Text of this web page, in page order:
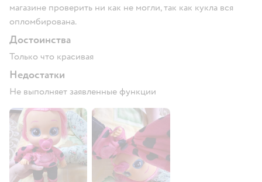
магазине проверить ни как не могли, так как кукла вся
опломбирована.
Достоинства
Только что красивая
Недостатки
Не выполняет заявленные функции